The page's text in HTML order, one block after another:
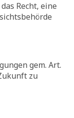
Recht, eine
gem. Art.
zu